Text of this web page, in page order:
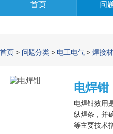
首页 问
首页 > 问题分类 > 电工电气 > 焊接
电焊钳
电焊钳效用
纵焊条，并
等主要技术